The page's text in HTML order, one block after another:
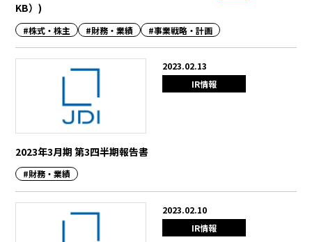
KB）)
#株式・株主 #財務・業績 #事業戦略・計画
2023.02.13
IR情報
2023年3月期 第3四半期報告書
#財務・業績
2023.02.10
IR情報